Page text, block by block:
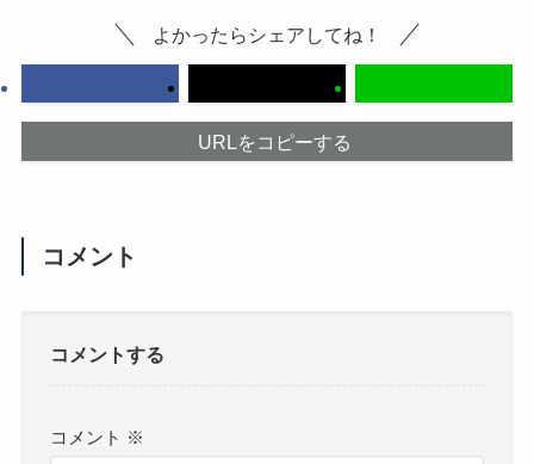
よかったらシェアしてね！
URLをコピーする
コメント
コメントする
コメント ※